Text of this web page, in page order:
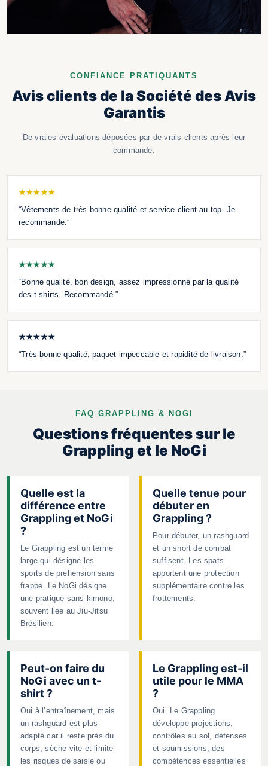
CONFIANCE PRATIQUANTS
Avis clients de la Société des Avis
Garantis
De vraies évaluations déposées par de vrais clients après leur
commande.
★★★★★
“Vêtements de très bonne qualité et service client au top. Je
recommande.”
★★★★★
“Bonne qualité, bon design, assez impressionné par la qualité
des t-shirts. Recommandé.”
★★★★★
“Très bonne qualité, paquet impeccable et rapidité de livraison.”
FAQ GRAPPLING & NOGI
Questions fréquentes sur le
Grappling et le NoGi
Quelle est la
différence entre
Grappling et NoGi
?
Le Grappling est un terme
large qui désigne les
sports de préhension sans
frappe. Le NoGi désigne
une pratique sans kimono,
souvent liée au Jiu-Jitsu
Brésilien.
Quelle tenue pour
débuter en
Grappling ?
Pour débuter, un rashguard
et un short de combat
suffisent. Les spats
apportent une protection
supplémentaire contre les
frottements.
Peut-on faire du
NoGi avec un t-
shirt ?
Oui à l’entraînement, mais
un rashguard est plus
adapté car il reste près du
corps, sèche vite et limite
les risques de saisie ou
Le Grappling est-il
utile pour le MMA
?
Oui. Le Grappling
développe projections,
contrôles au sol, défenses
et soumissions, des
compétences essentielles